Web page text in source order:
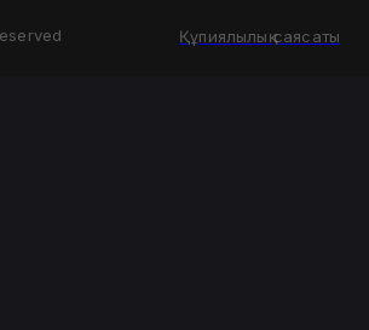
Құпиялылық саясаты